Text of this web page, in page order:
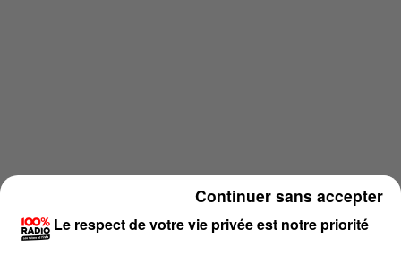
Le respect de votre vie privée est notre priorité
Continuer sans accepter